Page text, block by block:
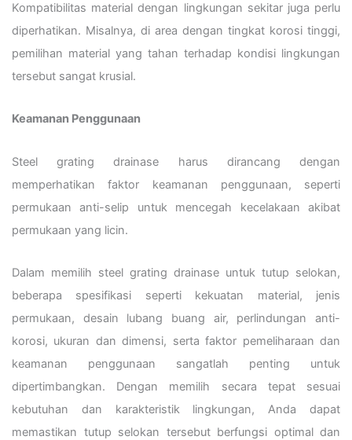
Kompatibilitas material dengan lingkungan sekitar juga perlu
diperhatikan. Misalnya, di area dengan tingkat korosi tinggi,
pemilihan material yang tahan terhadap kondisi lingkungan
tersebut sangat krusial.
Keamanan Penggunaan
Steel grating drainase harus dirancang dengan
memperhatikan faktor keamanan penggunaan, seperti
permukaan anti-selip untuk mencegah kecelakaan akibat
permukaan yang licin.
Dalam memilih steel grating drainase untuk tutup selokan,
beberapa spesifikasi seperti kekuatan material, jenis
permukaan, desain lubang buang air, perlindungan anti-
korosi, ukuran dan dimensi, serta faktor pemeliharaan dan
keamanan penggunaan sangatlah penting untuk
dipertimbangkan. Dengan memilih secara tepat sesuai
kebutuhan dan karakteristik lingkungan, Anda dapat
memastikan tutup selokan tersebut berfungsi optimal dan